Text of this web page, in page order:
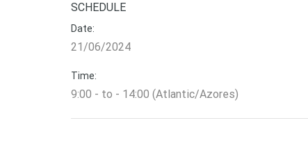
SCHEDULE
Date:
21/06/2024
Time:
9:00 - to - 14:00 (Atlantic/Azores)